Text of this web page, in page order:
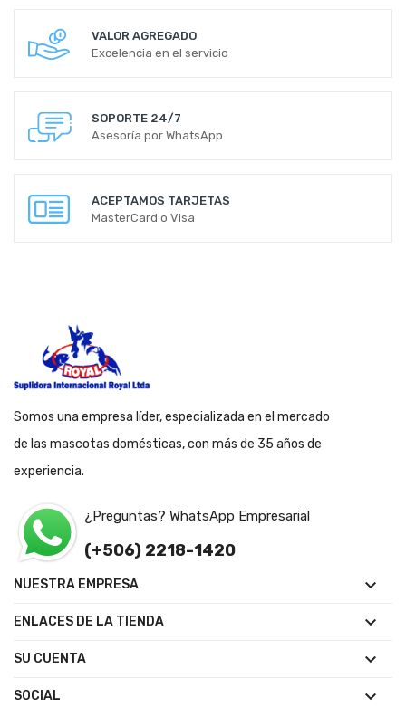
VALOR AGREGADO
Excelencia en el servicio
SOPORTE 24/7
Asesoría por WhatsApp
ACEPTAMOS TARJETAS
MasterCard o Visa
Somos una empresa líder, especializada en el mercado
de las mascotas domésticas, con más de 35 años de
experiencia.
¿Preguntas? WhatsApp Empresarial
(+506) 2218-1420
NUESTRA EMPRESA 
ENLACES DE LA TIENDA 
SU CUENTA 
SOCIAL 